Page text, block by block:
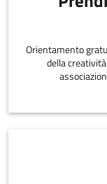
Orientamento
della